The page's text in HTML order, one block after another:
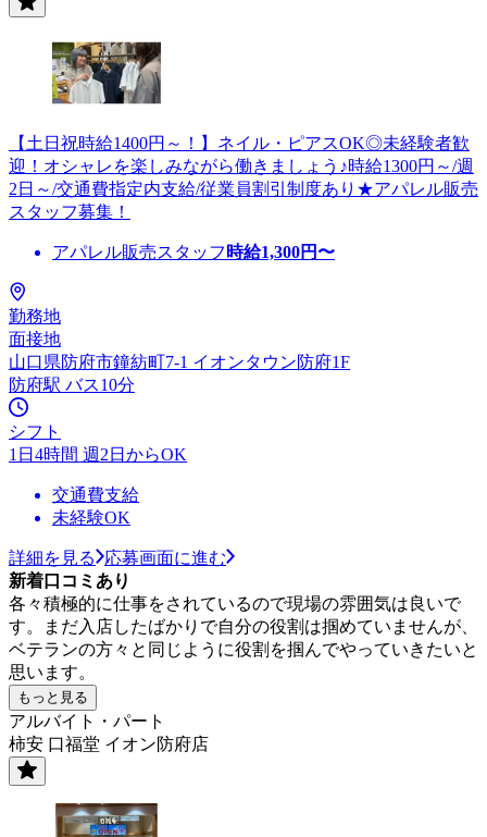
【土日祝時給1400円～！】ネイル・ピアスOK◎未経験者歓
迎！オシャレを楽しみながら働きましょう♪時給1300円～/週
2日～/交通費指定内支給/従業員割引制度あり★アパレル販売
スタッフ募集！
アパレル販売スタッフ 時給1,300円〜
勤務地
面接地
山口県防府市鐘紡町7-1 イオンタウン防府1F
防府駅 バス10分
シフト
1日4時間 週2日からOK
交通費支給
未経験OK
詳細を見る
応募画面に進む
新着口コミあり
各々積極的に仕事をされているので現場の雰囲気は良いで
す。まだ入店したばかりで自分の役割は掴めていませんが、
ベテランの方々と同じように役割を掴んでやっていきたいと
思います。
もっと見る
アルバイト・パート
柿安 口福堂 イオン防府店